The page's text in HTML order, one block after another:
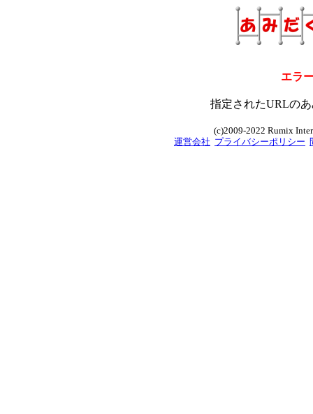
エラ
指定されたURLの
(c)2009-2022 Rumix
運営会社 プライバシーポリシー